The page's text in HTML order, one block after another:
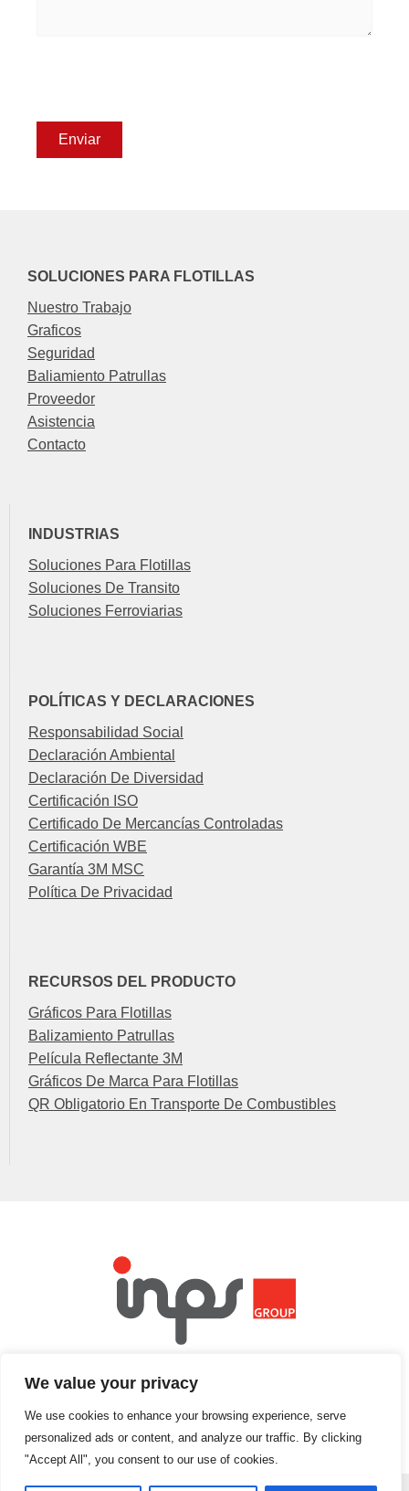
We value your privacy
We use cookies to enhance your browsing experience, serve
personalized ads or content, and analyze our traffic. By clicking
"Accept All", you consent to our use of cookies.
SOLUCIONES PARA FLOTILLAS
Nuestro Trabajo
Graficos
Seguridad
Baliamiento Patrullas
Proveedor
Asistencia
Contacto
INDUSTRIAS
Soluciones Para Flotillas
Soluciones De Transito
Soluciones Ferroviarias
POLÍTICAS Y DECLARACIONES
Responsabilidad Social
Declaración Ambiental
Declaración De Diversidad
Certificación ISO
Certificado De Mercancías Controladas
Certificación WBE
Garantía 3M MSC
Política De Privacidad
RECURSOS DEL PRODUCTO
Gráficos Para Flotillas
Balizamiento Patrullas
Película Reflectante 3M
Gráficos De Marca Para Flotillas
QR Obligatorio En Transporte De Combustibles
ES UNA DIVISIÓN DEL GRUPO DE EMPRESAS INPS